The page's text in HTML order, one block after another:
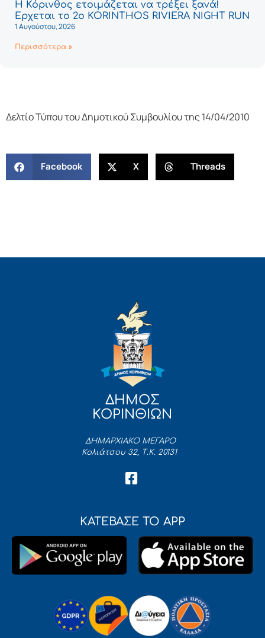
Η Κόρινθος ετοιμάζεται να τρέξει ξανά!
Έρχεται το 2ο KORINTHOS RIVIERA NIGHT RUN
1 Αυγούστου, 2026
Περισσότερα »
Δελτίο Τύπου του Δημοτικού Συμβουλίου της 14/04/2010
Facebook X Threads
ΔΗΜΟΣ
ΚΟΡΙΝΘΙΩΝ
ΔΗΜΑΡΧΙΑΚΟ ΜΕΓΑΡΟ
Κολιάτσου 32, Τ.Κ. 20131
ΚΑΤΕΒΑΣΕ ΤΟ APP